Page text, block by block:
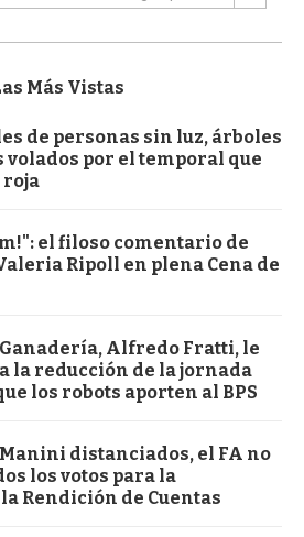
Más Vistas
de personas sin luz, árboles
volados por el temporal que
el filoso comentario de
Ripoll en plena Cena de
Alfredo Fratti, le
la reducción de la jornada
los robots aporten al BPS
distanciados, el FA no
los votos para la
Rendición de Cuentas